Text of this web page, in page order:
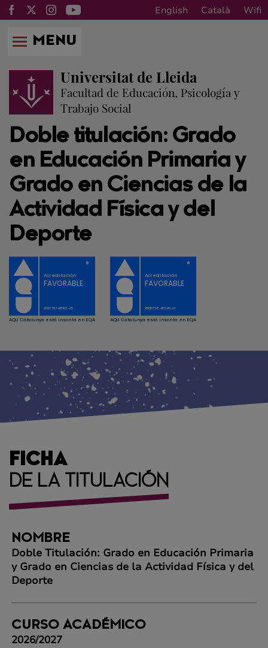
English Català Wifi
MENU
Universitat de Lleida
Facultad de Educación, Psicología y
Trabajo Social
Doble titulación: Grado
en Educación Primaria y
Grado en Ciencias de la
Actividad Física y del
Deporte
FICHA
DE LA TITULACIÓN
NOMBRE
Doble Titulación: Grado en Educación Primaria
y Grado en Ciencias de la Actividad Física y del
Deporte
CURSO ACADÉMICO
2026/2027